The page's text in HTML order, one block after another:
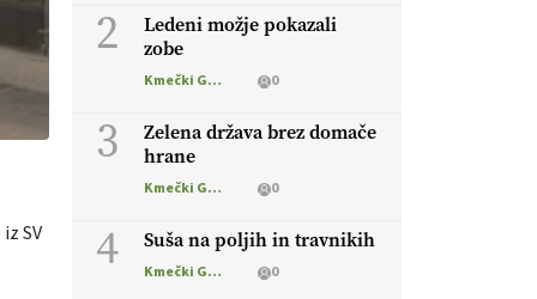
SV
2
Ledeni možje pokazali
zobe
Kmečki Glas 0
3
Zelena država brez domače
hrane
Kmečki Glas 0
4 Suša na poljih in travnikih
Kmečki Glas 0